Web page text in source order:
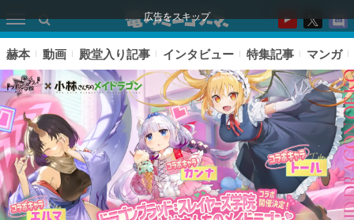
広告をスキップ
赫本 動画 殿堂入り記事 インタビュー 特集記事 マンガ